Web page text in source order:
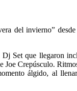
del invierno”
Set que llegaron
Crepúsculo.
álgido, al